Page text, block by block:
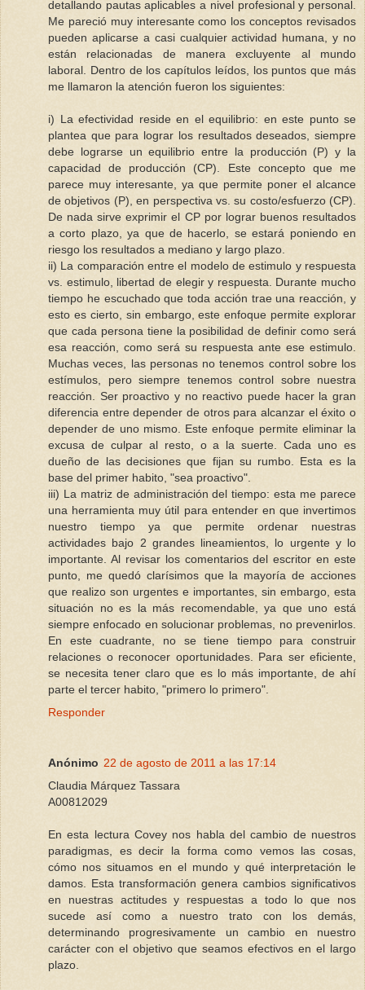
detallando pautas aplicables a nivel profesional y personal.
Me pareció muy interesante como los conceptos revisados
pueden aplicarse a casi cualquier actividad humana, y no
están relacionadas de manera excluyente al mundo
laboral. Dentro de los capítulos leídos, los puntos que más
me llamaron la atención fueron los siguientes:
i) La efectividad reside en el equilibrio: en este punto se
plantea que para lograr los resultados deseados, siempre
debe lograrse un equilibrio entre la producción (P) y la
capacidad de producción (CP). Este concepto que me
parece muy interesante, ya que permite poner el alcance
de objetivos (P), en perspectiva vs. su costo/esfuerzo (CP).
De nada sirve exprimir el CP por lograr buenos resultados
a corto plazo, ya que de hacerlo, se estará poniendo en
riesgo los resultados a mediano y largo plazo.
ii) La comparación entre el modelo de estimulo y respuesta
vs. estimulo, libertad de elegir y respuesta. Durante mucho
tiempo he escuchado que toda acción trae una reacción, y
esto es cierto, sin embargo, este enfoque permite explorar
que cada persona tiene la posibilidad de definir como será
esa reacción, como será su respuesta ante ese estimulo.
Muchas veces, las personas no tenemos control sobre los
estímulos, pero siempre tenemos control sobre nuestra
reacción. Ser proactivo y no reactivo puede hacer la gran
diferencia entre depender de otros para alcanzar el éxito o
depender de uno mismo. Este enfoque permite eliminar la
excusa de culpar al resto, o a la suerte. Cada uno es
dueño de las decisiones que fijan su rumbo. Esta es la
base del primer habito, "sea proactivo".
iii) La matriz de administración del tiempo: esta me parece
una herramienta muy útil para entender en que invertimos
nuestro tiempo ya que permite ordenar nuestras
actividades bajo 2 grandes lineamientos, lo urgente y lo
importante. Al revisar los comentarios del escritor en este
punto, me quedó clarísimos que la mayoría de acciones
que realizo son urgentes e importantes, sin embargo, esta
situación no es la más recomendable, ya que uno está
siempre enfocado en solucionar problemas, no prevenirlos.
En este cuadrante, no se tiene tiempo para construir
relaciones o reconocer oportunidades. Para ser eficiente,
se necesita tener claro que es lo más importante, de ahí
parte el tercer habito, "primero lo primero".
Responder
Anónimo 22 de agosto de 2011 a las 17:14
Claudia Márquez Tassara
A00812029
En esta lectura Covey nos habla del cambio de nuestros
paradigmas, es decir la forma como vemos las cosas,
cómo nos situamos en el mundo y qué interpretación le
damos. Esta transformación genera cambios significativos
en nuestras actitudes y respuestas a todo lo que nos
sucede así como a nuestro trato con los demás,
determinando progresivamente un cambio en nuestro
carácter con el objetivo que seamos efectivos en el largo
plazo.